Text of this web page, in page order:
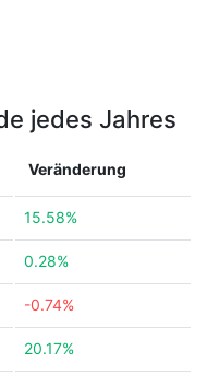
jedes Jahres
Veränderung
15.58%
0.28%
-0.74%
20.17%